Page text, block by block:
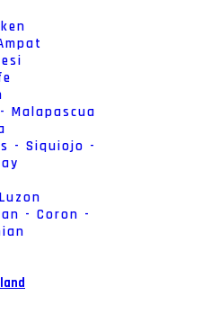
Malapascua
- Siquiojo -
- Coron -